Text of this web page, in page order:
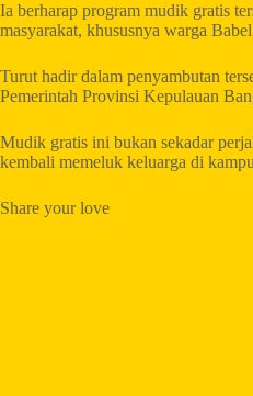
Ia berharap program mudik gratis
masyarakat, khususnya warga
Turut hadir dalam penyambutan
Pemerintah Provinsi Kepulauan
Mudik gratis ini bukan sekadar
kembali memeluk keluarga di
Share your love